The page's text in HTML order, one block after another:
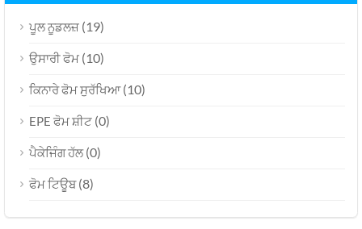
ਪੂਲ ਨੂਡਲਜ਼ (19)
ਉਸਾਰੀ ਫੋਮ (10)
ਕਿਨਾਰੇ ਫੋਮ ਸੁਰੱਖਿਆ(10)
EPE ਫੋਮ ਸ਼ੀਟ (0)
ਪੈਕੇਜਿੰਗ ਹੱਲ(0)
ਫੋਮ ਟਿਊਬ(8)